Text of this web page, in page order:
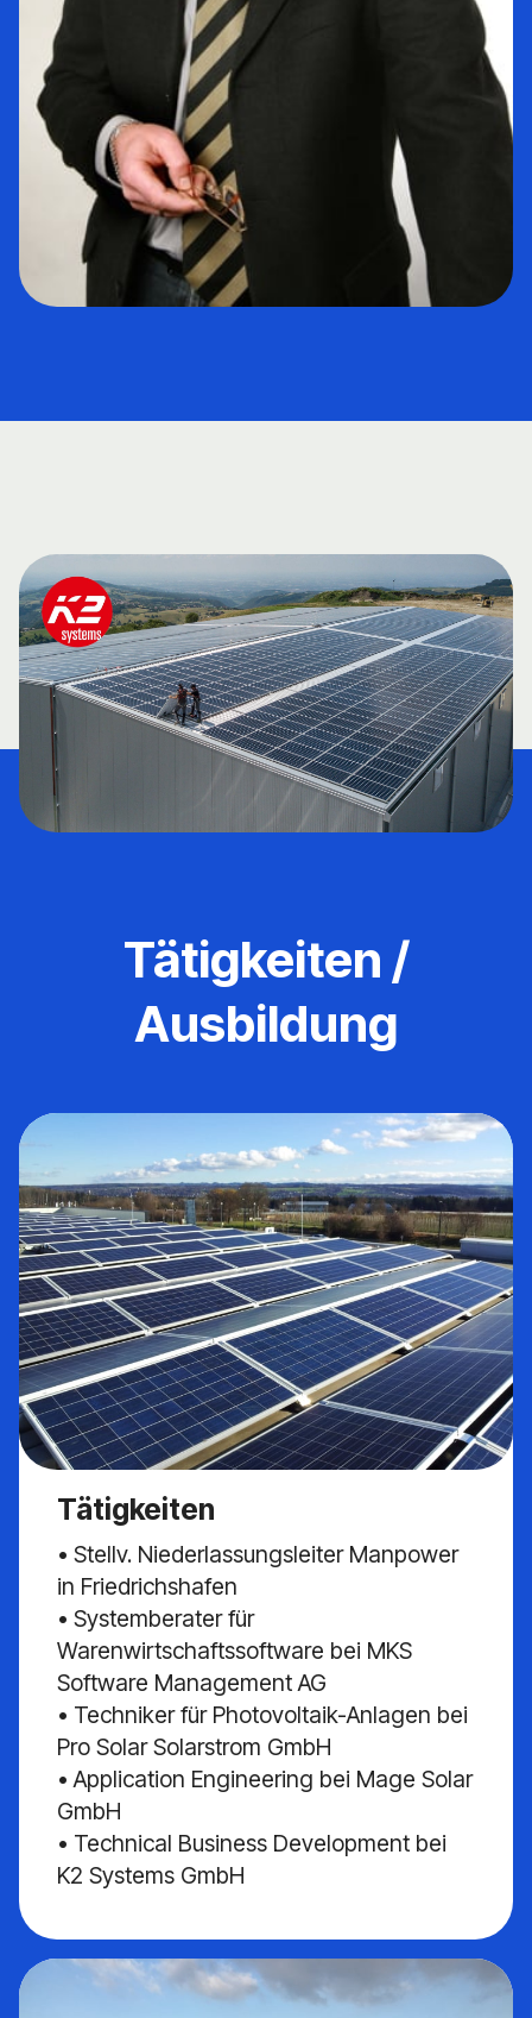
Tätigkeiten /
Ausbildung
Tätigkeiten
• Stellv. Niederlassungsleiter Manpower
in Friedrichshafen
• Systemberater für
Warenwirtschaftssoftware bei MKS
Software Management AG
• Techniker für Photovoltaik-Anlagen bei
Pro Solar Solarstrom GmbH
• Application Engineering bei Mage Solar
GmbH
• Technical Business Development bei
K2 Systems GmbH